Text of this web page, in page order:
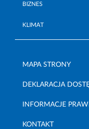
BIZNES
KLIMAT
MAPA STRONY
DEKLARACJA
INFORMACJE
KONTAKT